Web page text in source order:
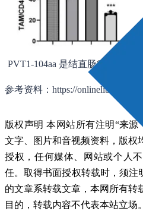
PVT1-104aa 是结直肠癌（CRC
参考资料：https://
版权声明 本网站所有注明“来源
文字、图片和音视频资料，版权
授权，任何媒体、网站或个人
任。取得书面授权转载时，须注
的文章系转载文章，本网所有转
目的，转载内容不代表本站立场